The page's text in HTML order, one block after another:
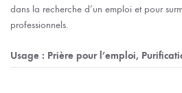
dans la recherche d’un emploi et pour
professionnels.
Usage : Prière pour l’emploi,